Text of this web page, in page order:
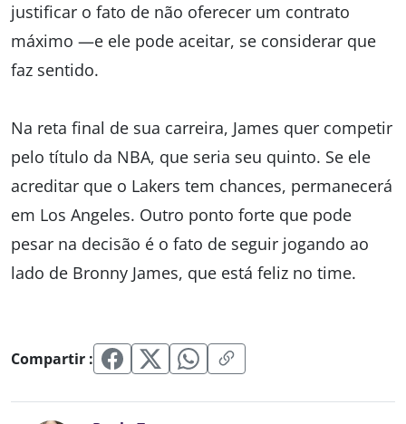
justificar o fato de não oferecer um contrato
máximo —e ele pode aceitar, se considerar que
faz sentido.
Na reta final de sua carreira, James quer competir
pelo título da NBA, que seria seu quinto. Se ele
acreditar que o Lakers tem chances, permanecerá
em Los Angeles. Outro ponto forte que pode
pesar na decisão é o fato de seguir jogando ao
lado de Bronny James, que está feliz no time.
Compartir :